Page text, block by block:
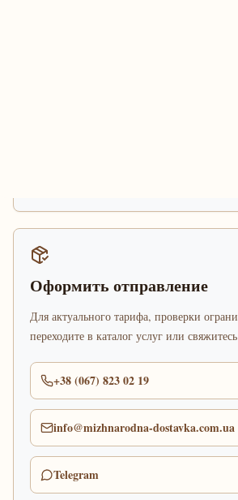
Оформить отправление
Для актуального тарифа, проверки
переходите в каталог услуг или
+38 (067) 823 02 19
info@mizhnarodna-dostavka.com.ua
Telegram